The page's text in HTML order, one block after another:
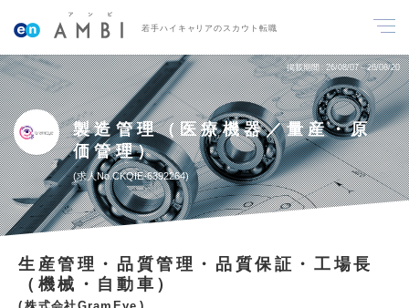
若手ハイキャリアのスカウト転職
掲載期間 26/08/07～26/08/20
製造管理（医療機器／量産・原
価管理）
求人No.CKQIE-6392264
生産管理・品質管理・品質保証・工場長
（機械・自動車）